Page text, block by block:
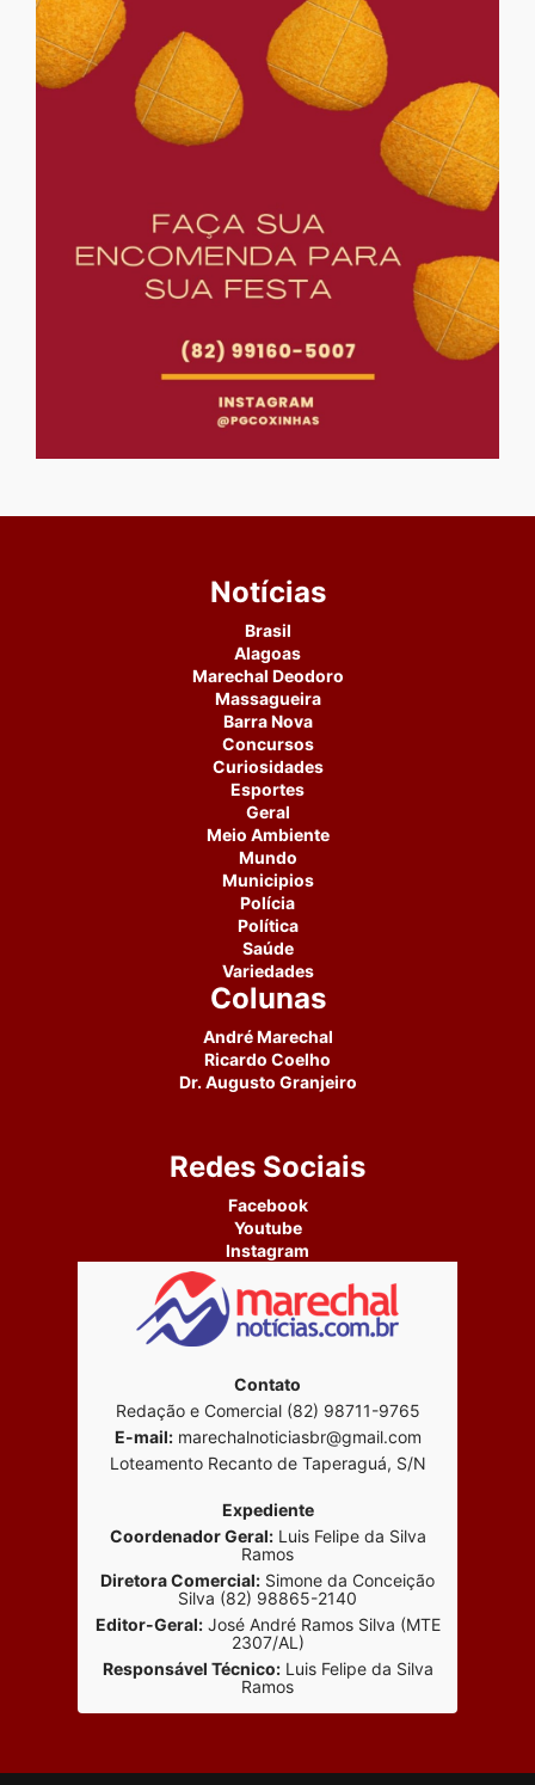
Notícias
Brasil
Alagoas
Marechal Deodoro
Massagueira
Barra Nova
Concursos
Curiosidades
Esportes
Geral
Meio Ambiente
Mundo
Municipios
Polícia
Política
Saúde
Variedades
Colunas
André Marechal
Ricardo Coelho
Dr. Augusto Granjeiro
Redes Sociais
Facebook
Youtube
Instagram
Contato
Redação e Comercial (82) 98711-9765
E-mail:marechalnoticiasbr@gmail.com
Loteamento Recanto de Taperaguá, S/N
Expediente
Coordenador Geral:Luis Felipe da Silva
Ramos
Diretora Comercial: Simone da Conceição
Silva (82) 98865-2140
Editor-Geral:José André Ramos Silva (MTE
2307/AL)
Responsável Técnico:Luis Felipe da Silva
Ramos